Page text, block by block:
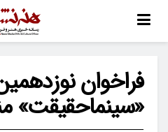
فراخوان
«سینماحقیقت»